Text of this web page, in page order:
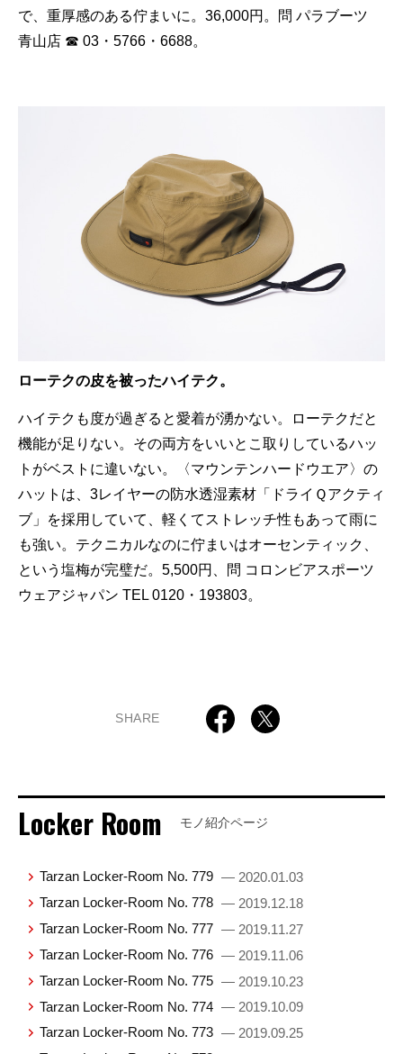
で、重厚感のある佇まいに。36,000円。問 パラブーツ
青山店 ☎ 03・5766・6688。
ローテクの皮を被ったハイテク。
ハイテクも度が過ぎると愛着が湧かない。ローテクだと
機能が足りない。その両方をいいとこ取りしているハッ
トがベストに違いない。〈マウンテンハードウエア〉の
ハットは、3レイヤーの防水透湿素材「ドライＱアクティ
ブ」を採用していて、軽くてストレッチ性もあって雨に
も強い。テクニカルなのに佇まいはオーセンティック、
という塩梅が完璧だ。5,500円、問 コロンビアスポーツ
ウェアジャパン TEL 0120・193803。
SHARE
Locker Room モノ紹介ページ
Tarzan Locker-Room No. 779 — 2020.01.03
Tarzan Locker-Room No. 778 — 2019.12.18
Tarzan Locker-Room No. 777 — 2019.11.27
Tarzan Locker-Room No. 776 — 2019.11.06
Tarzan Locker-Room No. 775 — 2019.10.23
Tarzan Locker-Room No. 774 — 2019.10.09
Tarzan Locker-Room No. 773 — 2019.09.25